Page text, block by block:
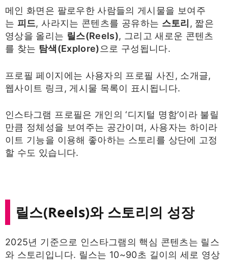
메인 화면은 팔로우한 사람들의 게시물을 보여주
는 피드, 사라지는 콘텐츠를 공유하는 스토리 , 짧은
영상을 올리는 릴스(Reels), 그리고 새로운 콘텐츠
를 찾는 탐색(Explore) 으로 구성됩니다.
프로필 페이지에는 사용자의 프로필 사진, 소개글,
웹사이트 링크, 게시물 목록이 표시됩니다.
인스타그램 프로필은 개인의 ‘디지털 명함’이라 불릴
만큼 정체성을 보여주는 공간이며, 사용자는 하이라
이트 기능을 이용해 좋아하는 스토리를 상단에 고정
할 수도 있습니다.
릴스(Reels)와 스토리의 성장
2025년 기준으로 인스타그램의 핵심 콘텐츠는 릴스
와 스토리입니다. 릴스는 10~90초 길이의 세로 영상